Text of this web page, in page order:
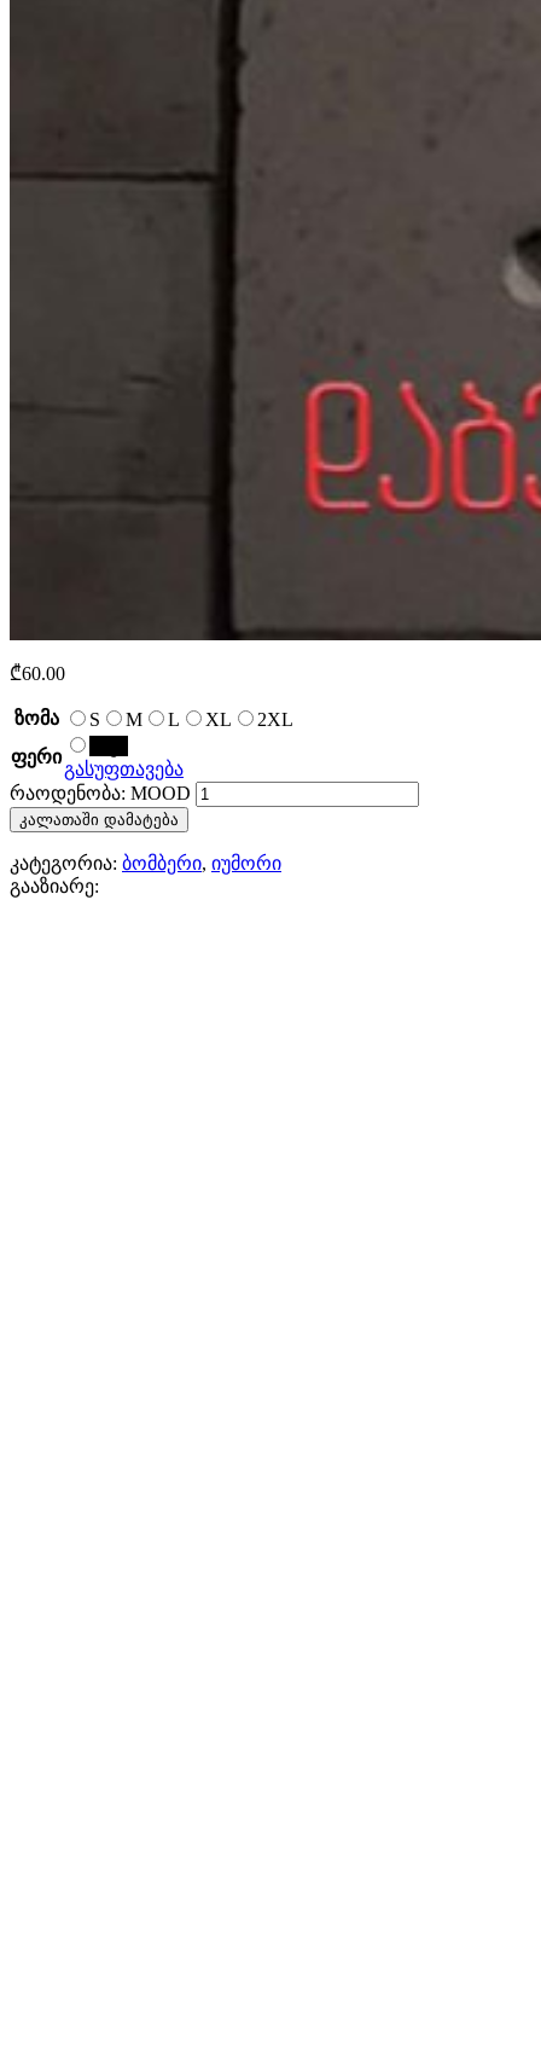
₾60.00
ზომა S M L XL
2XL
ფერი
გასუფთავება
რაოდენობა: MOOD
კალათაში დამატება
კატეგორია: ბომბერი, იუმორი
გააზიარე: